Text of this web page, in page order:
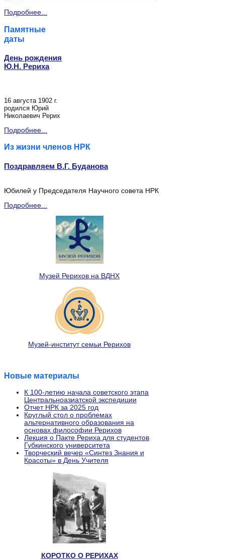
Подробнее...
Памятные
даты
День рождения
Ю.Н. Рериха
16 августа 1902 г.
родился Юрий
Николаевич Рерих
Подробнее...
Из жизни членов НРК
Поздравляем В.Г. Буданова
Юбилей у Председателя Научного совета НРК
Подробнее...
Музей Рерихов на ВДНХ
Музей-институт семьи Рерихов
Новые материалы
К 100-летию начала советского этапа
Центральноазиатской экспедиции
Отчет НРК за 2025 год
Круглый стол о проблемах
альтернативного образования на
основах философии Рерихов
Лекция о Пакте Рериха для студентов
Губкинского университета
Творческий вечер «Синтез Знания и
Красоты» в День Учителя
КОРОТКО О РЕРИХАХ